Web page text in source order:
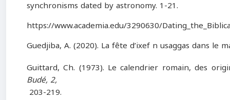
synchronisms dated by astronomy. 1-21.
https://www.academia.edu/3290630/
Guedjiba, A. (2020). La fête d’ixef n usaggas dans le
Guittard, Ch. (1973). Le calendrier romain, des
Budé, 2,
203-219.